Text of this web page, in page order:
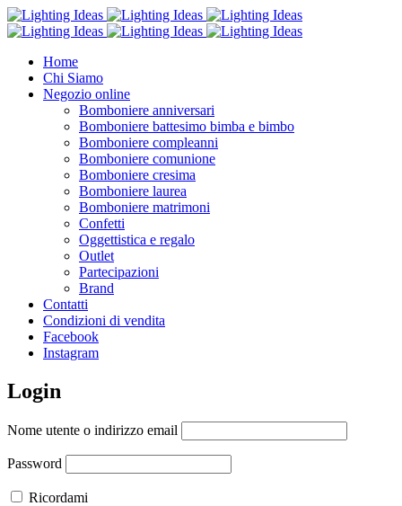
Home
Chi Siamo
Negozio online
Bomboniere anniversari
Bomboniere battesimo bimba e bimbo
Bomboniere compleanni
Bomboniere comunione
Bomboniere cresima
Bomboniere laurea
Bomboniere matrimoni
Confetti
Oggettistica e regalo
Outlet
Partecipazioni
Brand
Contatti
Condizioni di vendita
Facebook
Instagram
Login
Nome utente o indirizzo email
Password
Ricordami